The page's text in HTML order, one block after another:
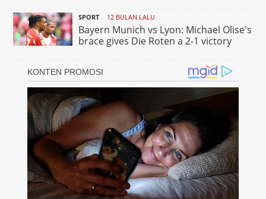
SPORT 12 BULAN LALU
Bayern Munich vs Lyon: Michael Olise's
brace gives Die Roten a 2-1 victory